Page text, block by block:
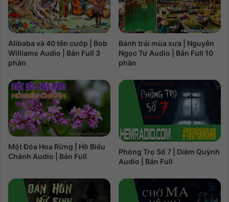
Alibaba và 40 tên cướp | Bob
Williams Audio | Bản Full 3
phần
Bánh trái mùa xưa | Nguyễn
Ngọc Tư Audio | Bản Full 10
phần
Một Đóa Hoa Rừng | Hồ Biểu
Chánh Audio | Bản Full
Phòng Trọ Số 7 | Diễm Quỳnh
Audio | Bản Full